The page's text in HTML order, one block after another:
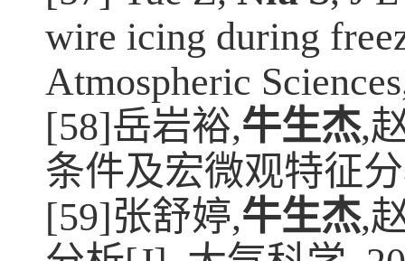
wire icing during
Atmospheric
[58]岳岩裕,牛生杰,
条件及宏微观特征
[59]张舒婷,牛生杰,